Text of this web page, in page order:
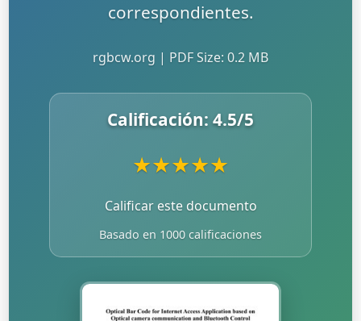
correspondientes.
rgbcw.org | PDF Size: 0.2 MB
Calificación: 4.5/5
★★★★★
Calificar este documento
Basado en 1000 calificaciones